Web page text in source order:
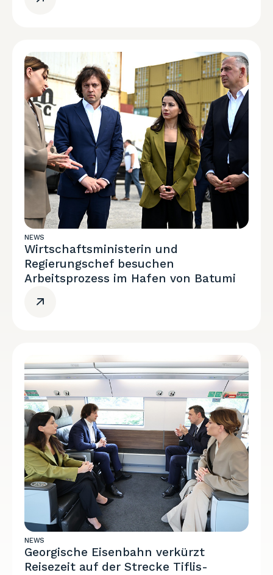
NEWS
Wirtschaftsministerin und
Regierungschef besuchen
Arbeitsprozess im Hafen von Batumi
NEWS
Georgische Eisenbahn verkürzt
Reisezeit auf der Strecke Tiflis-